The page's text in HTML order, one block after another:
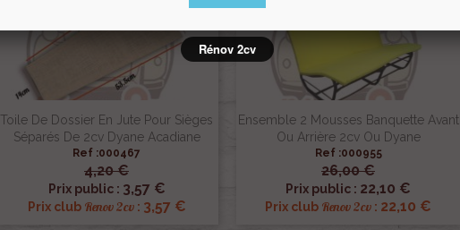
Toile De Dossier En Jute Pour Sièges
Séparés De 2cv Dyane Acadiane
Ref :000467
4,20 €
Prix public : 3,57 €
Prix club Renov 2cv: 3,57 €
 Aperçu rapide
Ensemble 2 Mousses Banquette Avant
Ou Arrière 2cv Ou Dyane
Ref :000955
26,00 €
Prix public : 22,10 €
Prix club Renov 2cv : 22,10 €
 Aperçu rapide
Rénov 2cv